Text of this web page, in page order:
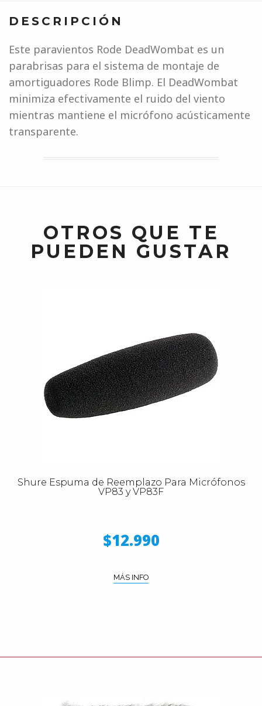
DESCRIPCIÓN
Este paravientos Rode DeadWombat es un
parabrisas para el sistema de montaje de
amortiguadores Rode Blimp. El DeadWombat
minimiza efectivamente el ruido del viento
mientras mantiene el micrófono acústicamente
transparente.
OTROS QUE TE
PUEDEN GUSTAR
Shure Espuma de Reemplazo Para Micrófonos
VP83 y VP83F
$12.990
MÁS INFO